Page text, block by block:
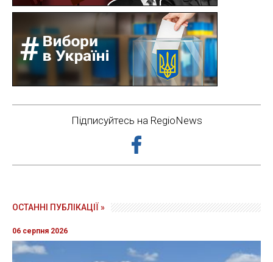
Підписуйтесь на RegioNews
ОСТАННІ ПУБЛІКАЦІЇ »
06 серпня 2026